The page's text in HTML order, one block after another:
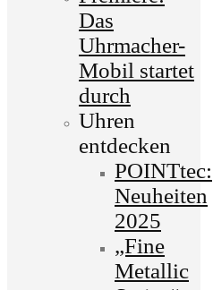
Das
Uhrmacher-
Mobil startet
durch
Uhren
entdecken
POINTtec:
Neuheiten
2025
„Fine
Metallic